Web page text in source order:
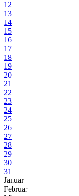
12
13
14
15
16
17
18
19
20
21
22
23
24
25
26
27
28
29
30
31
Januar
Februar